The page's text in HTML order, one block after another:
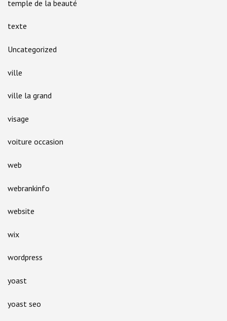
temple de la beauté
texte
Uncategorized
ville
ville la grand
visage
voiture occasion
web
webrankinfo
website
wix
wordpress
yoast
yoast seo